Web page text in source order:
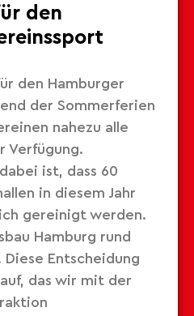
den
den Hamburger
der Sommerferien
nahezu alle
Verfügung.
ist, dass 60
in diesem Jahr
gereinigt werden.
Hamburg rund
Entscheidung
das wir mit der